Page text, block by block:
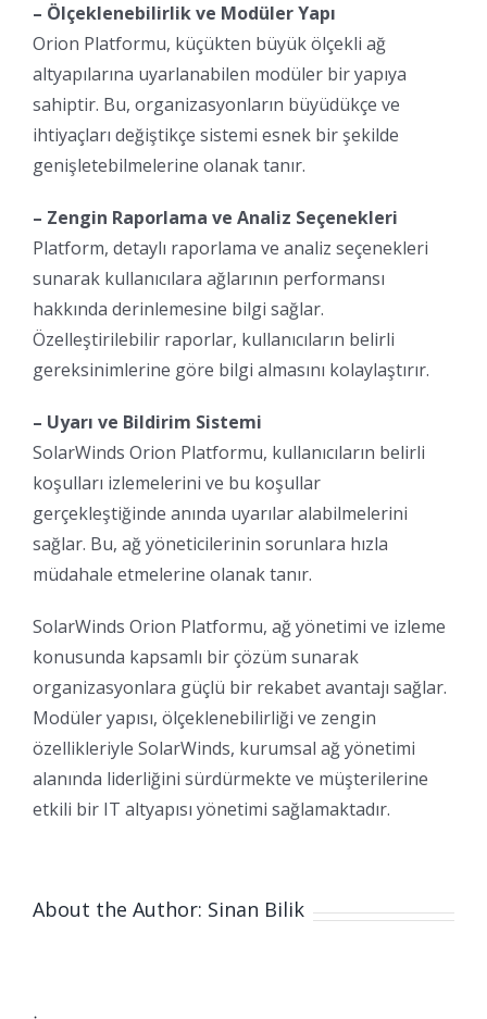
– Ölçeklenebilirlik ve Modüler Yapı
Orion Platformu, küçükten büyük ölçekli ağ
altyapılarına uyarlanabilen modüler bir yapıya
sahiptir. Bu, organizasyonların büyüdükçe ve
ihtiyaçları değiştikçe sistemi esnek bir şekilde
genişletebilmelerine olanak tanır.
– Zengin Raporlama ve Analiz Seçenekleri
Platform, detaylı raporlama ve analiz seçenekleri
sunarak kullanıcılara ağlarının performansı
hakkında derinlemesine bilgi sağlar.
Özelleştirilebilir raporlar, kullanıcıların belirli
gereksinimlerine göre bilgi almasını kolaylaştırır.
– Uyarı ve Bildirim Sistemi
SolarWinds Orion Platformu, kullanıcıların belirli
koşulları izlemelerini ve bu koşullar
gerçekleştiğinde anında uyarılar alabilmelerini
sağlar. Bu, ağ yöneticilerinin sorunlara hızla
müdahale etmelerine olanak tanır.
SolarWinds Orion Platformu, ağ yönetimi ve izleme
konusunda kapsamlı bir çözüm sunarak
organizasyonlara güçlü bir rekabet avantajı sağlar.
Modüler yapısı, ölçeklenebilirliği ve zengin
özellikleriyle SolarWinds, kurumsal ağ yönetimi
alanında liderliğini sürdürmekte ve müşterilerine
etkili bir IT altyapısı yönetimi sağlamaktadır.
About the Author: Sinan Bilik